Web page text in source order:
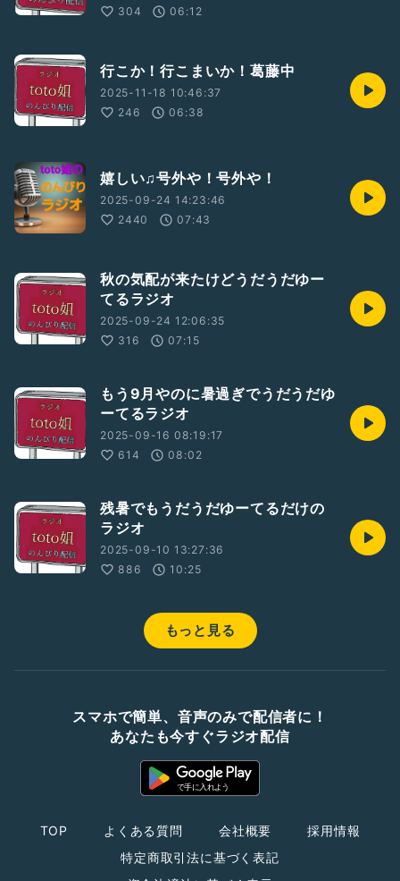
304
06:12
行こか！行こまいか！葛藤中
2025-11-18 10:46:37
246
06:38
嬉しい♫号外や！号外や！
2025-09-24 14:23:46
2440
07:43
秋の気配が来たけどうだうだゆー
てるラジオ
2025-09-24 12:06:35
316
07:15
もう9月やのに暑過ぎでうだうだゆ
ーてるラジオ
2025-09-16 08:19:17
614
08:02
残暑でもうだうだゆーてるだけの
ラジオ
2025-09-10 13:27:36
886
10:25
もっと見る
スマホで簡単、音声のみで配信者に！
あなたも今すぐラジオ配信
TOP よくある質問 会社概要
採用情報
特定商取引法に基づく表記